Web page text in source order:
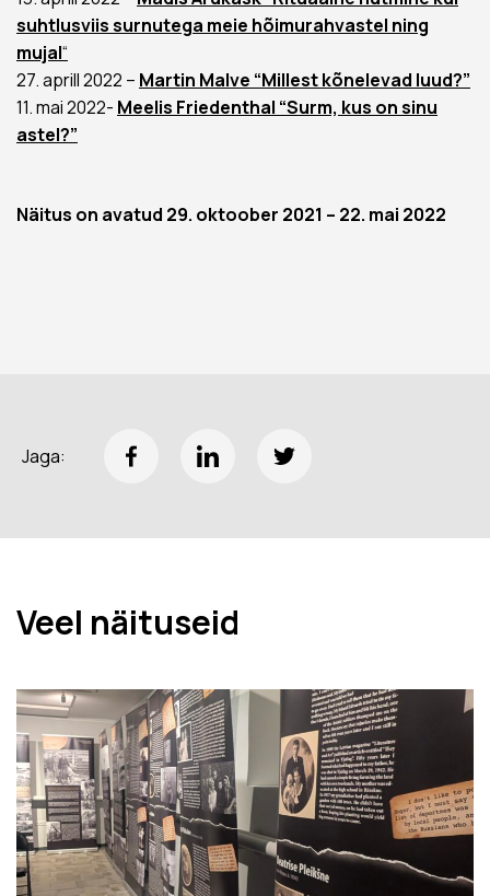
suhtlusviis surnutega meie hõimurahvastel ning
mujal“
27. aprill 2022 – Martin Malve “Millest kõnelevad luud?”
11. mai 2022- Meelis Friedenthal “Surm, kus on sinu
astel?”
Näitus on avatud 29. oktoober 2021 – 22. mai 2022
Jaga:
Veel näituseid